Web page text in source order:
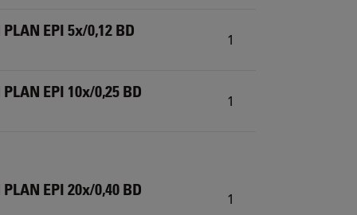
EPI 5x/0,12 BD 1
EPI 10x/0,25 BD 1
EPI 20x/0,40 BD 1